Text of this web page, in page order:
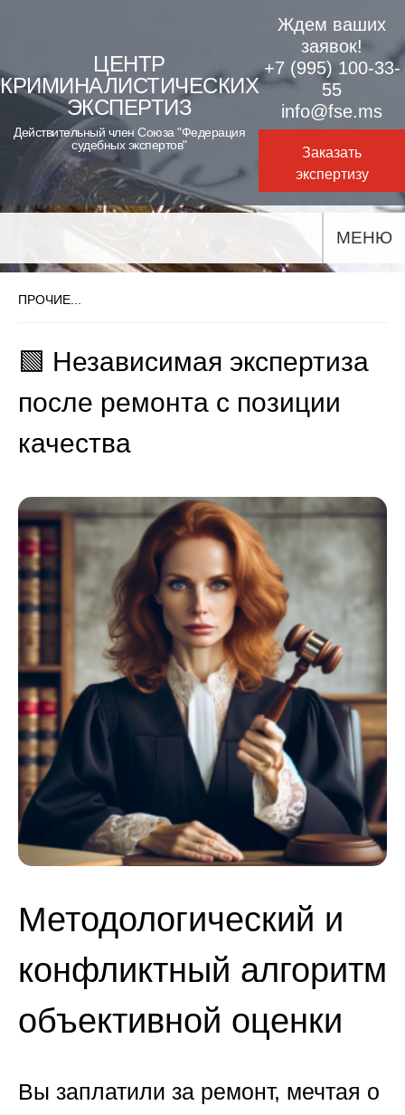
content
ЦЕНТР
КРИМИНАЛИСТИЧЕСКИХ
ЭКСПЕРТИЗ
Действительный член Союза "Федерация
судебных экспертов"
Ждем ваших
заявок!
+7 (995) 100-33-
55
info@fse.ms
Заказать
экспертизу
МЕНЮ
ПРОЧИЕ...
🟩 Независимая экспертиза
после ремонта с позиции
качества
Методологический и
конфликтный алгоритм
объективной оценки
Вы заплатили за ремонт, мечтая о